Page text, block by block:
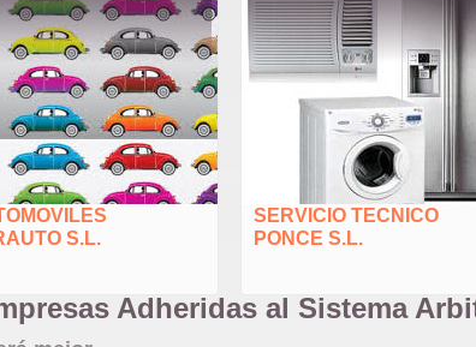
S.L.
SERVICIO TECNICO
PONCE S.L.
Adheridas al Sistema